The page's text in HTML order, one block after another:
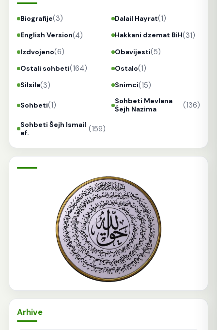
Biografije(3) Dalail Hayrat(1)
English Version(4) Hakkani dzemat BiH(31)
Izdvojeno(6) Obavijesti(5)
Ostali sohbeti(164) Ostalo(1)
Silsila(3) Snimci(15)
Sohbeti(1)
Sohbeti Mevlana
Šejh Nazima
(136)
Sohbeti Šejh Ismail
ef.
(159)
Arhive